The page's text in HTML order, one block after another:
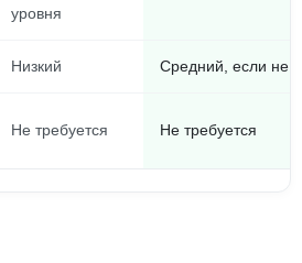
уровня
Низкий Средний, если не
Не требуется Не требуется